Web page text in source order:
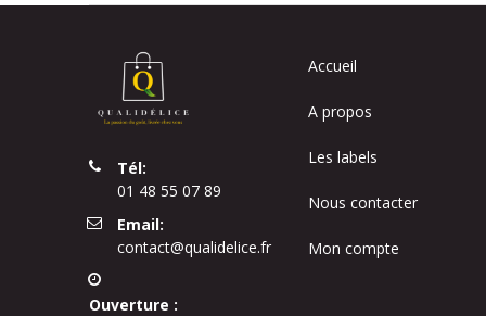
Tél:
01 48 55 07 89
Email:
contact@qualidelice.fr
Ouverture :
Accueil
A propos
Les labels
Nous contacter
Mon compte